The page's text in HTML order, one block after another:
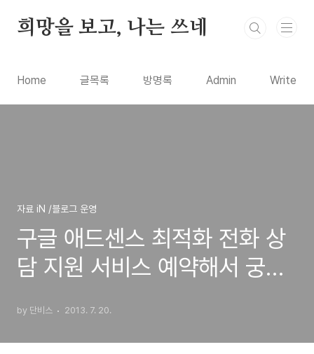
희망을 보고, 나는 쓰네
Home 글목록 방명록 Admin Write
자료 iN /블로그 운영
구글 애드센스 최적화 전화 상
담 지원 서비스 예약해서 궁금
by 단비스 2013. 7. 20.